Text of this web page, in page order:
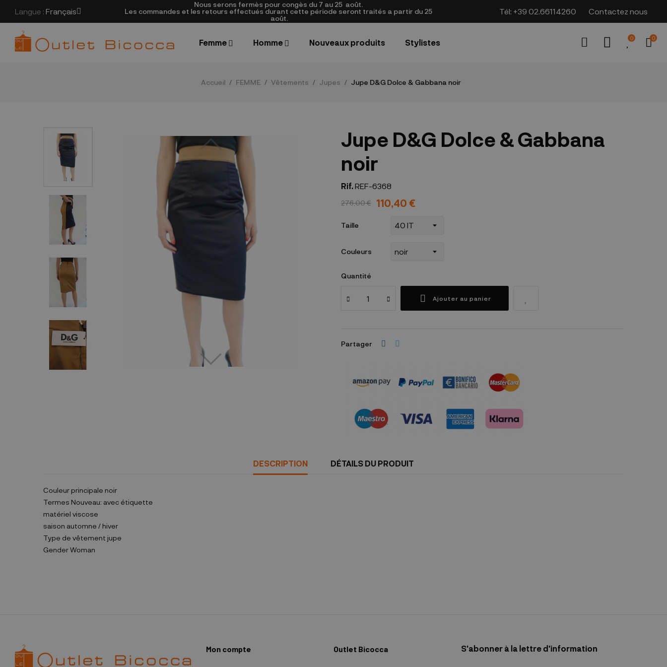
Langue : Français
Nous serons fermès pour congès du 7 au 25 août.
Les commandes et les retours effectués durant cette période seront traités a partir du 25
août.
Tél: +39 02.66114260 Contactez nous
Femme Homme Nouveaux produits Stylistes 0 0
Accueil FEMME Vêtements Jupes Jupe D&G Dolce & Gabbana noir
Jupe D&G Dolce & Gabbana
noir
Rif.REF-6368
276,00 € 110,40 €
Taille
Couleurs
Quantité
Ajouter au panier
Partager
(à modifier dans le module "Réassurance")
DESCRIPTION DÉTAILS DU PRODUIT
Couleur principale noir
Termes Nouveau: avec étiquette
matériel viscose
saison automne / hiver
Type de vêtement jupe
GenderWoman
Mon compte Outlet Bicocca S'abonner à la lettre d'information